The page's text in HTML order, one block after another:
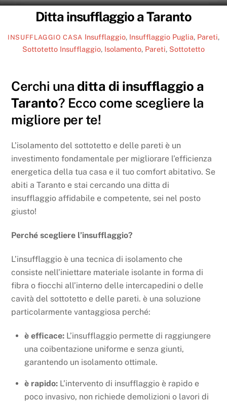
Ditta insufflaggio a Taranto
INSUFFLAGGIO CASA Insufflaggio, Insufflaggio Puglia, Pareti,
Sottotetto Insufflaggio, Isolamento, Pareti, Sottotetto
Cerchi una ditta di insufflaggio a
Taranto? Ecco come scegliere la
migliore per te!
L’isolamento del sottotetto e delle pareti è un
investimento fondamentale per migliorare l’efficienza
energetica della tua casa e il tuo comfort abitativo. Se
abiti a Taranto e stai cercando una ditta di
insufflaggio affidabile e competente, sei nel posto
giusto!
Perché scegliere l’insufflaggio?
L’insufflaggio è una tecnica di isolamento che
consiste nell’iniettare materiale isolante in forma di
fibra o fiocchi all’interno delle intercapedini o delle
cavità del sottotetto e delle pareti. è una soluzione
particolarmente vantaggiosa perché:
è efficace: L’insufflaggio permette di raggiungere
una coibentazione uniforme e senza giunti,
garantendo un isolamento ottimale.
è rapido: L’intervento di insufflaggio è rapido e
poco invasivo, non richiede demolizioni o lavori di